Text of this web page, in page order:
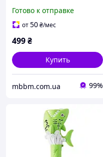
Pink
Готово к отправке
от50₴/мес
499₴
Купить
mbbm.com.ua 99%